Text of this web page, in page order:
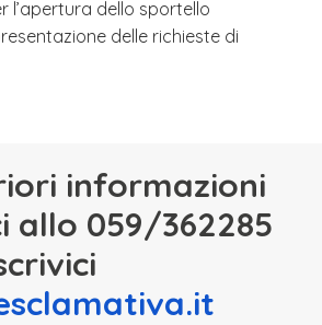
l’apertura dello sportello
delle richieste di
informazioni
allo 059/362285